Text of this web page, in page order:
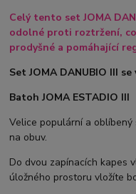
Celý tento set JOMA
odolné proti roztržení,
prodyšné a pomáhající
Set JOMA DANUBIO III
Batoh JOMA ESTADIO III
Velice populární a
na obuv.
Do dvou zapínacích kapes
úložného prostoru vložíte